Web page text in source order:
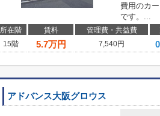
費用のカ
です。...
所在階 賃料 管理費・共益費
15階
5.7万円 7,540円
アドバンス大阪グロウス